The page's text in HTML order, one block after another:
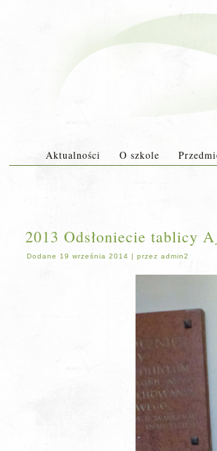
Aktualności O szkole
2013 Odsłoniecie tablicy
Dodane 19 września 2014 | przez admin2